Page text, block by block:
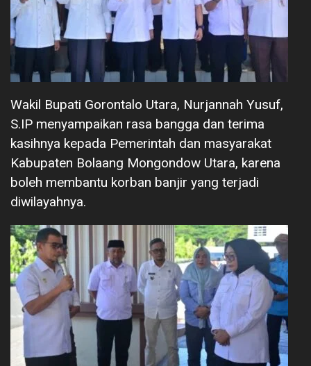
Wakil Bupati Gorontalo Utara, Nurjannah Yusuf,
S.IP menyampaikan rasa bangga dan terima
kasihnya kepada Pemerintah dan masyarakat
Kabupaten Bolaang Mongondow Utara, karena
boleh membantu korban banjir yang terjadi
diwilayahnya.